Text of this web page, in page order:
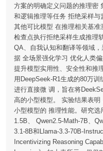
方案的明确定义问题的推理密
和逻辑推理等任务 拒绝采样
其他可比模型 在推理相关基
检查点执行拒绝采样生成推理
QA、自我认知和翻译等领域
据 全场景强化学习 优化人类
提升模型实用性、安全性和推
用DeepSeek-R1生成的80万
进行直接微 调，旨在将
高的小型模型。 实验结果表
小型模型的 推理性能。研究
1.5B、 Qwen2.5-Math-7B、
3.1-8B和Llama-3.3-70B-
Incentivizing Reasoning